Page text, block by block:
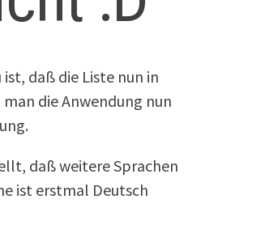
daß die Liste nun in
die Anwendung nun
daß weitere Sprachen
ist erstmal Deutsch